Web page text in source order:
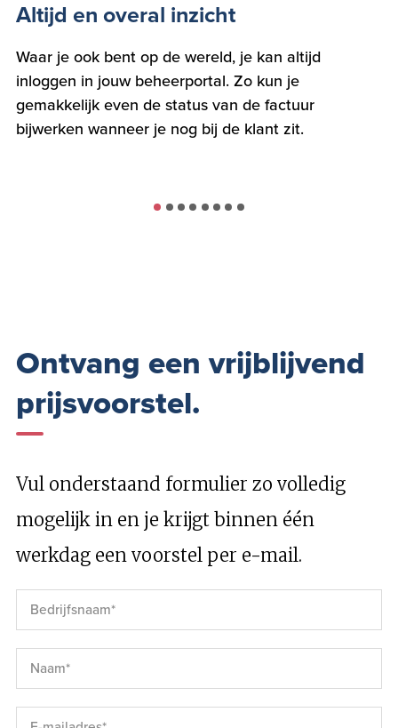
Altijd en overal inzicht
Waar je ook bent op de wereld, je kan altijd
inloggen in jouw beheerportal. Zo kun je
gemakkelijk even de status van de factuur
bijwerken wanneer je nog bij de klant zit.
Ontvang een vrijblijvend
prijsvoorstel.
Vul onderstaand formulier zo volledig
mogelijk in en je krijgt binnen één
werkdag een voorstel per e-mail.